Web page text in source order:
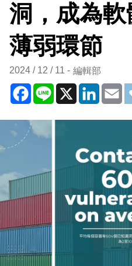
洞，成為
薄弱環節
2024 / 12 / 11 編輯部
Facebook
Line X